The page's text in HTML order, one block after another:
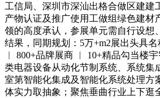
工信局、深圳市深汕出格合做区建建
产物认证及推广使用工做组绿色建材
领的高度承认，参展单元需自行设想
结果，同期规划：5万+m2展出头具
︱ 800+品牌展商 ︱ 10+精品勾当楼
类电器设备从动化节制系统、系统集
室第智能化集成及智能化系统处理方
体实力取抽象；聚焦垂曲行业上下逛